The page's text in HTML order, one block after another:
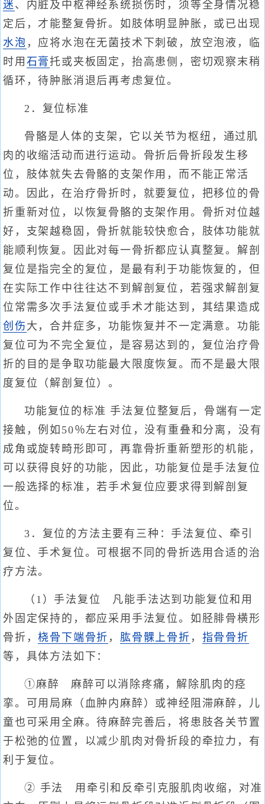
迷、内脏及中枢神经系统损伤时，须等全身情况稳
定后，才能整复骨折。如肢体明显肿胀，或已出现
水泡 ，应将水泡在无菌技术下刺破，放空泡液，临
时用 石膏托或夹板固定，抬高患侧，密切观察末稍
循环，待肿胀消退后再考虑复位。
2．复位标准
骨骼是人体的支架，它以关节为枢纽，通过肌
肉的收缩活动而进行运动。骨折后骨折段发生移
位，肢体就失去骨骼的支架作用，而不能正常活
动。因此，在治疗骨折时，就要复位，把移位的骨
折重新对位，以恢复骨骼的支架作用。骨折对位越
好，支架越稳固，骨折就能较快愈合，肢体功能就
能顺利恢复。因此对每一骨折都应认真整复。解剖
复位是指完全的复位，是最有利于功能恢复的，但
在实际工作中往往达不到解剖复位，若强求解剖复
位常需多次手法复位或手术才能达到，其结果造成
创伤 大，合并症多，功能恢复并不一定满意。功能
复位可为不完全复位，是容易达到的，复位治疗骨
折的目的是争取功能最大限度恢复。而不是最大限
度复位（解剖复位）。
功能复位的标准 手法复位整复后，骨端有一定
接触，例如50％左右对位，没有重叠和分离，没有
成角或旋转畸形即可，再靠骨折重新塑形的机能，
可以获得良好的功能，因此，功能复位是手法复位
一般选择的标准，若手术复位应要求得到解剖复
位。
3．复位的方法主要有三种：手法复位、牵引
复位、手术复位。可根据不同的骨折选用合适的治
疗方法。
（1）手法复位 凡能手法达到功能复位和用
外固定保持的，都应采用手法复位。如胫腓骨横形
骨折，桡骨下端骨折 ， 肱骨髁上骨折 ， 指骨骨折
等，具体方法如下：
①麻醉 麻醉可以消除疼痛，解除肌肉的痉
挛。可用局麻（血肿内麻醉）或神经阻滞麻醉，儿
童也可采用全麻。待麻醉完善后，将患肢各关节置
于松弛的位置，以减少肌肉对骨折段的牵拉力，有
利于复位。
② 手法 用牵引和反牵引克服肌肉收缩，对准